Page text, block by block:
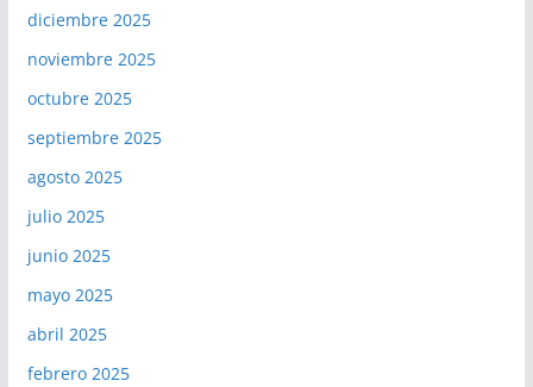
diciembre 2025
noviembre 2025
octubre 2025
septiembre 2025
agosto 2025
julio 2025
junio 2025
mayo 2025
abril 2025
febrero 2025